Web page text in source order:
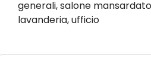
generali, salone
lavanderia, ufficio